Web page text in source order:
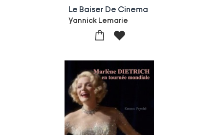
Le Baiser De Cinema
Yannick Lemarie